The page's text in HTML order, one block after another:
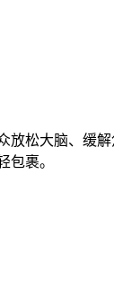
松大脑、缓
包裹。